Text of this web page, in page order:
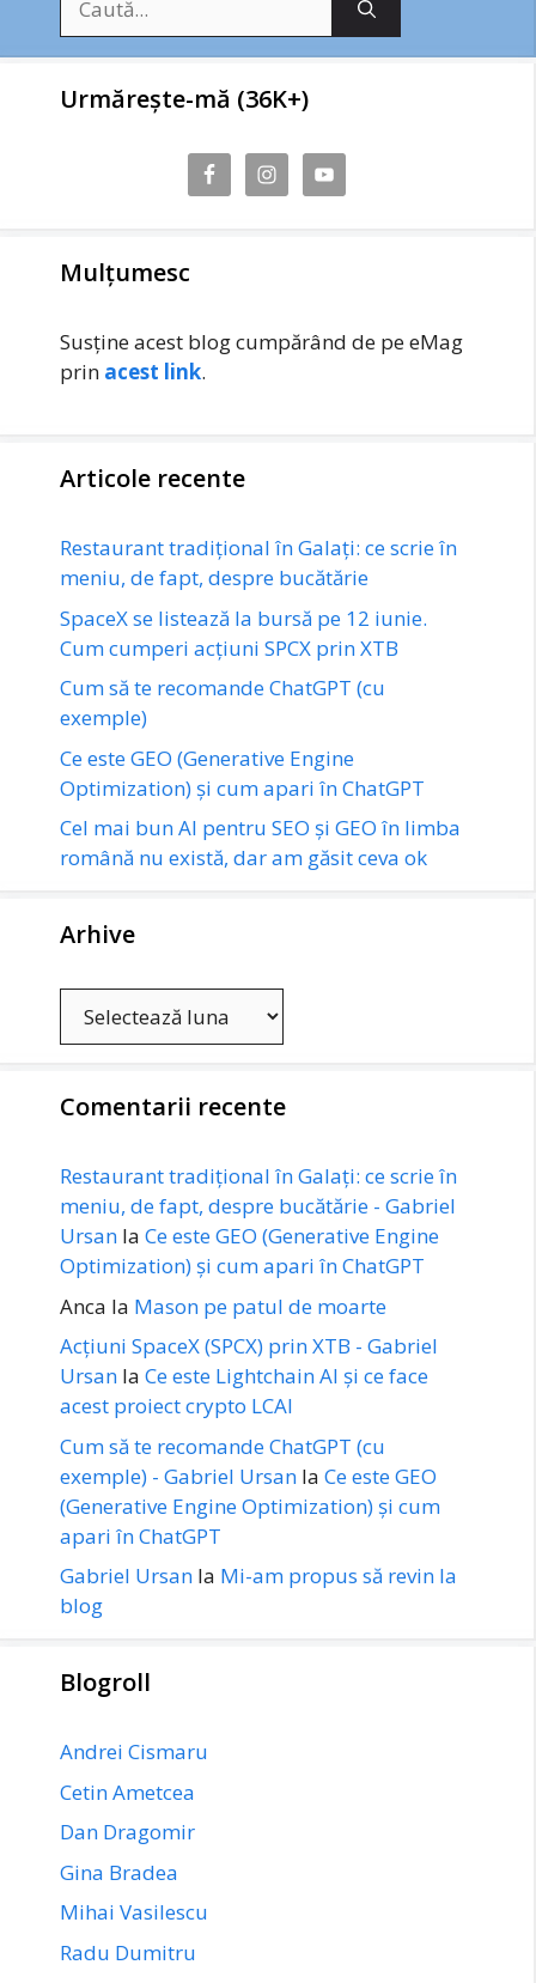
după:
Urmărește-mă (36K+)
Mulțumesc
Susține acest blog cumpărând de pe eMag
prin acest link.
Articole recente
Restaurant tradițional în Galați: ce scrie în
meniu, de fapt, despre bucătărie
SpaceX se listează la bursă pe 12 iunie.
Cum cumperi acțiuni SPCX prin XTB
Cum să te recomande ChatGPT (cu
exemple)
Ce este GEO (Generative Engine
Optimization) și cum apari în ChatGPT
Cel mai bun AI pentru SEO și GEO în limba
română nu există, dar am găsit ceva ok
Arhive
Comentarii recente
Restaurant tradițional în Galați: ce scrie în
meniu, de fapt, despre bucătărie - Gabriel
Ursan la Ce este GEO (Generative Engine
Optimization) și cum apari în ChatGPT
Anca la Mason pe patul de moarte
Acțiuni SpaceX (SPCX) prin XTB - Gabriel
Ursan la Ce este Lightchain AI și ce face
acest proiect crypto LCAI
Cum să te recomande ChatGPT (cu
exemple) - Gabriel Ursan la Ce este GEO
(Generative Engine Optimization) și cum
apari în ChatGPT
Gabriel Ursan la Mi-am propus să revin la
blog
Blogroll
Andrei Cismaru
Cetin Ametcea
Dan Dragomir
Gina Bradea
Mihai Vasilescu
Radu Dumitru